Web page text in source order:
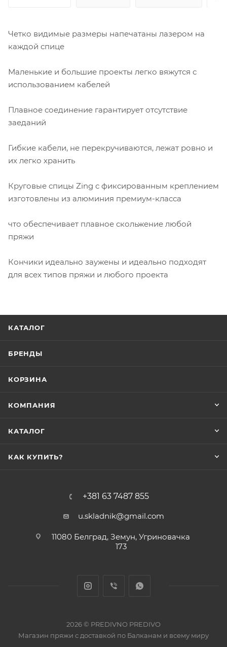
Четко видимые размеры напечатаны лазером на
каждой спице
Маленькие и большие проекты легко вяжутся с
использованием кабелей
Плавное соединение гарантирует отсутствие
заеданий
Гибкие кабели, не перекручиваются, лежат ровно и
их легко хранить
Круговые спицы Zing с фиксированным креплением
изготовлены из алюминия премиум-класса
что обеспечивает плавное скольжение любой
пряжи
Кончики идеально заужены и идеально подходят
для всех типов пряжи и любого проекта
КАТАЛОГ
БРЕНДЫ
КОРЗИНА
КОМПАНИЯ
КАТАЛОГ
КАК КУПИТЬ?
+381 63 7487 855
u.skladnik@gmail.com
11080 Белград, Земун, Угриновачка
173
2026 © PREDIVNO PREDIVO
Магазин пряжи с доставкой по Балканам и всему миру